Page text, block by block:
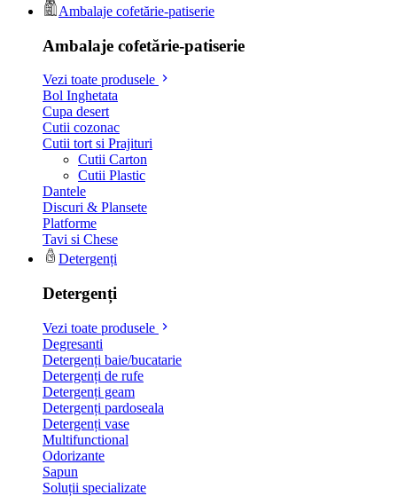
Ambalaje cofetărie-patiserie
Ambalaje cofetărie-patiserie
Vezi toate produsele
Bol Inghetata
Cupa desert
Cutii cozonac
Cutii tort si Prajituri
Cutii Carton
Cutii Plastic
Dantele
Discuri & Plansete
Platforme
Tavi si Chese
Detergenți
Detergenți
Vezi toate produsele
Degresanti
Detergenți baie/bucatarie
Detergenți de rufe
Detergenți geam
Detergenți pardoseala
Detergenți vase
Multifunctional
Odorizante
Sapun
Soluții specializate